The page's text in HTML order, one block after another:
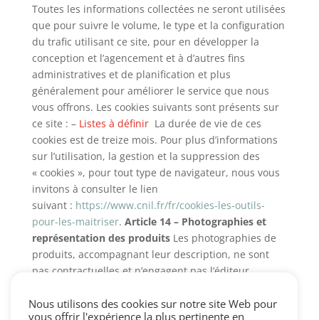
Toutes les informations collectées ne seront utilisées
que pour suivre le volume, le type et la configuration
du trafic utilisant ce site, pour en développer la
conception et l’agencement et à d’autres fins
administratives et de planification et plus
généralement pour améliorer le service que nous
vous offrons. Les cookies suivants sont présents sur
ce site : – Listes à définir La durée de vie de ces
cookies est de treize mois. Pour plus d’informations
sur l’utilisation, la gestion et la suppression des
« cookies », pour tout type de navigateur, nous vous
invitons à consulter le lien
suivant : https://www.cnil.fr/fr/cookies-les-outils-
pour-les-maitriser. Article 14 – Photographies et
représentation des produitsLes photographies de
produits, accompagnant leur description, ne sont
pas contractuelles et n’engagent pas l’éditeur.
présentes conditions d’utilisation du site sont régies
Nous utilisons des cookies sur notre site Web pour
vous offrir l'expérience la plus pertinente en